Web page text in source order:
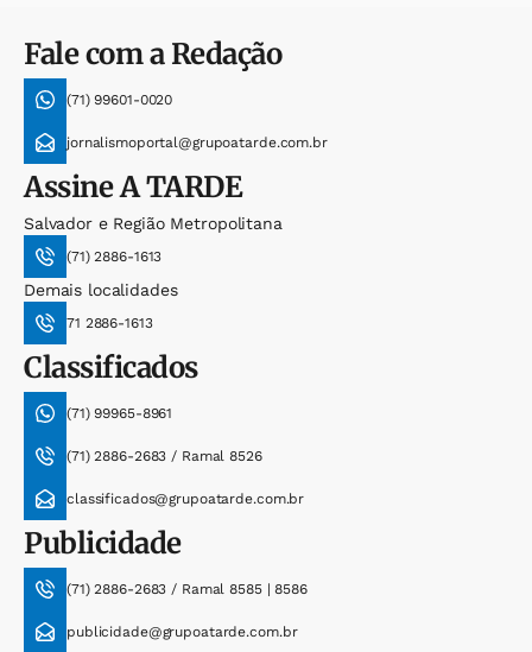
Fale com a Redação
(71) 99601-0020
jornalismoportal@grupoatarde.com.br
AssineA TARDE
Salvador e Região Metropolitana
(71) 2886-1613
Demais localidades
71 2886-1613
Classificados
(71) 99965-8961
(71) 2886-2683 / Ramal 8526
classificados@grupoatarde.com.br
Publicidade
(71) 2886-2683 / Ramal 8585 | 8586
publicidade@grupoatarde.com.br